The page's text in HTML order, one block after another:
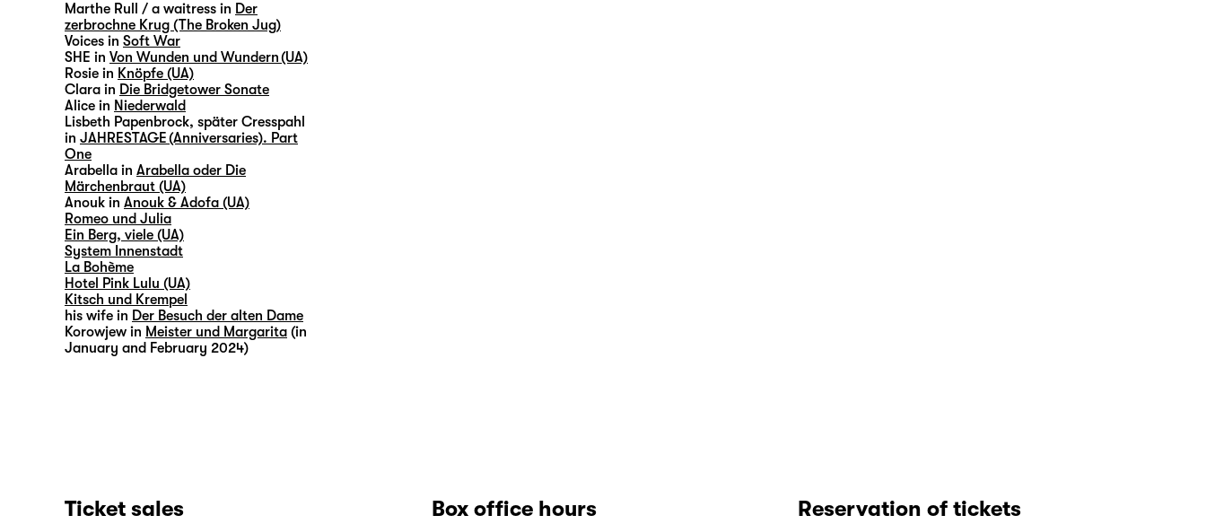
Marthe Rull / a waitress in Der
zerbrochne Krug (The Broken Jug)
Voices in Soft War
SHE in Von Wunden und Wundern (UA)
Rosie in Knöpfe (UA)
Clara in Die Bridgetower Sonate
Alice in Niederwald
Lisbeth Papenbrock, später Cresspahl
in JAHRESTAGE (Anniversaries). Part
One
Arabella in Arabella oder Die
Märchenbraut (UA)
Anouk in Anouk & Adofa (UA)
Romeo und Julia
Ein Berg, viele (UA)
System Innenstadt
La Bohème
Hotel Pink Lulu (UA)
Kitsch und Krempel
his wife in Der Besuch der alten Dame
Korowjew in Meister und Margarita (in
January and February 2024)
Ticket sales Box office hours Reservation of tickets